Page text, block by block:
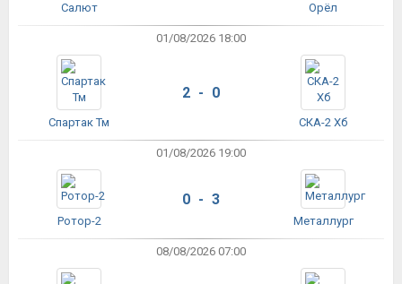
Салют Орёл
01/08/2026 18:00
Спартак Тм
2 - 0
СКА-2 Хб
01/08/2026 19:00
Ротор-2
0 - 3
Металлург
08/08/2026 07:00